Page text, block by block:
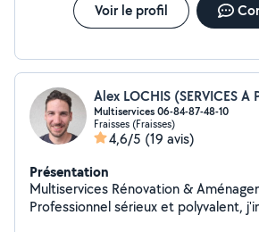
Voir le profil
Multiservices 06-84-87-48-10
Fraisses (Fraisses)
4,6/5 (19 avis)
Présentation
Multiservices Rénovation & Aménagement intérieur
Professionnel sérieux et polyvalent,